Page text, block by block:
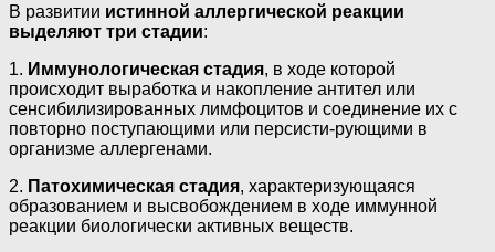
В развитии истинной аллергической реакции
выделяют три стадии:
1. Иммунологическая стадия, в ходе которой
происходит выработка и накопление антител или
сенсибилизированных лимфоцитов и соединение их с
повторно поступающими или персисти-рующими в
организме аллергенами.
2. Патохимическая стадия, характеризующаяся
образованием и высвобождением в ходе иммунной
реакции биологически активных веществ.